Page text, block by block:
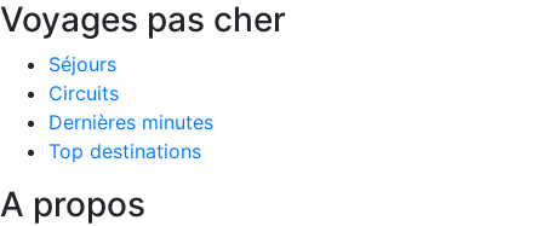
Voyages pas cher
Séjours
Circuits
Dernières minutes
Top destinations
A propos